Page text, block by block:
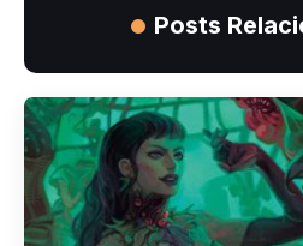
Posts